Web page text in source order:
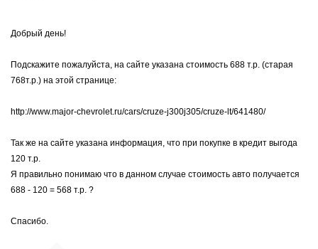
Добрый день!
Подскажите пожалуйста, на сайте указана стоимость 688 т.р. (старая
768т.р.) на этой странице:
http://www.major-chevrolet.ru/cars/cruze-j300j305/cruze-lt/641480/
Так же на сайте указана информация, что при покупке в кредит выгода
120 т.р.
Я правильно понимаю что в данном случае стоимость авто получается
688 - 120 = 568 т.р. ?
Спасибо.